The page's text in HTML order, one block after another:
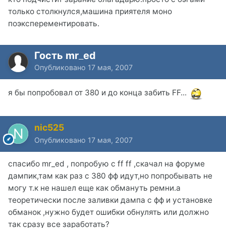
только столкнулся,машина приятеля моно
поэксперементировать.
Гость mr_ed
Опубликовано 17 мая, 2007
я бы попробовал от 380 и до конца забить FF...
nic525
Опубликовано 17 мая, 2007
спасибо mr_ed , попробую с ff ff ,скачал на форуме
дампик,там как раз с 380 фф идут,но попробывать не
могу т.к не нашел еще как обмануть ремни.а
теоретически после заливки дампа с фф и установке
обманок ,нужно будет ошибки обнулять или должно
так сразу все заработать?